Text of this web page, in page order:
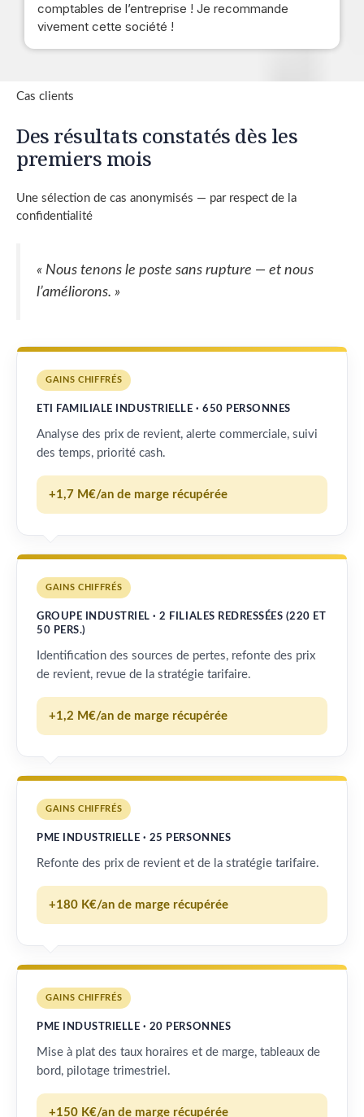
comptables de l’entreprise ! Je recommande
vivement cette société !
Cas clients
Des résultats constatés dès les
premiers mois
Une sélection de cas anonymisés — par respect de la
confidentialité
« Nous tenons le poste sans rupture — et nous
l’améliorons. »
GAINS CHIFFRÉS
ETI FAMILIALE INDUSTRIELLE · 650 PERSONNES
Analyse des prix de revient, alerte commerciale, suivi
des temps, priorité cash.
+1,7 M€/an de marge récupérée
GAINS CHIFFRÉS
GROUPE INDUSTRIEL · 2 FILIALES REDRESSÉES (220 ET
50 PERS.)
Identification des sources de pertes, refonte des prix
de revient, revue de la stratégie tarifaire.
+1,2 M€/an de marge récupérée
GAINS CHIFFRÉS
PME INDUSTRIELLE · 25 PERSONNES
Refonte des prix de revient et de la stratégie tarifaire.
+180 K€/an de marge récupérée
GAINS CHIFFRÉS
PME INDUSTRIELLE · 20 PERSONNES
Mise à plat des taux horaires et de marge, tableaux de
bord, pilotage trimestriel.
+150 K€/an de marge récupérée